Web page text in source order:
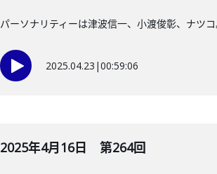
パーソナリティーは津波信一、小渡俊彰、ナツ
2025.04.23 |00:59:06
2025年4月16日 第264回